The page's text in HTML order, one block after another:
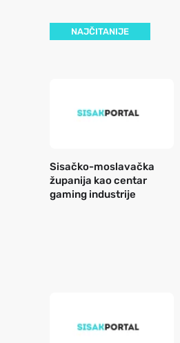
NAJČITANIJE
Sisačko-moslavačka
županija kao centar
gaming industrije